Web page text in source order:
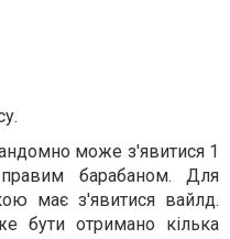
може з'явитися 1
барабаном. Для
має з'явитися вайлд.
бути отримано кілька